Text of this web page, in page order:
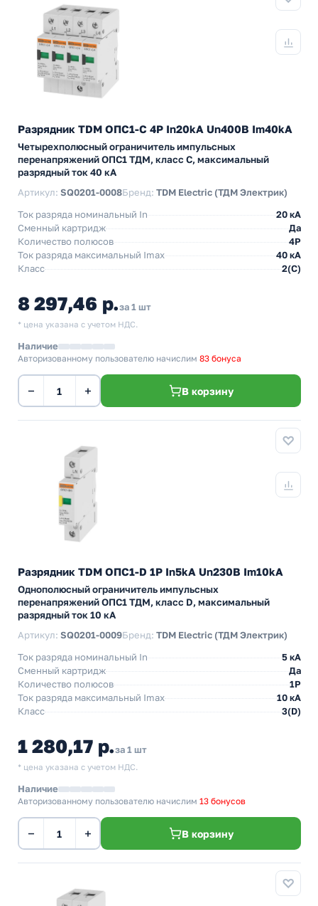
Разрядник TDM ОПС1-C 4Р In20kA Un400B Im40kA
Четырехполюсный ограничитель импульсных
перенапряжений ОПС1 ТДМ, класс C, максимальный
разрядный ток 40 кА
Артикул: SQ0201-0008Бренд: TDM Electric (ТДМ Электрик)
Ток разряда номинальный In
20 кА
Сменный картридж
Да
Количество полюсов
4P
Ток разряда максимальный Imax
40 кА
Класс
2(C)
8 297,46 р.за 1 шт
* цена указана с учетом НДС.
Наличие
Авторизованному пользователю начислим 83 бонуса
− + В корзину
Разрядник TDM ОПС1-D 1Р In5kA Un230B Im10kA
Однополюсный ограничитель импульсных
перенапряжений ОПС1 ТДМ, класс D, максимальный
разрядный ток 10 кА
Артикул: SQ0201-0009Бренд: TDM Electric (ТДМ Электрик)
Ток разряда номинальный In
5 кА
Сменный картридж
Да
Количество полюсов
1P
Ток разряда максимальный Imax
10 кА
Класс
3(D)
1 280,17 р.за 1 шт
* цена указана с учетом НДС.
Наличие
Авторизованному пользователю начислим 13 бонусов
− + В корзину